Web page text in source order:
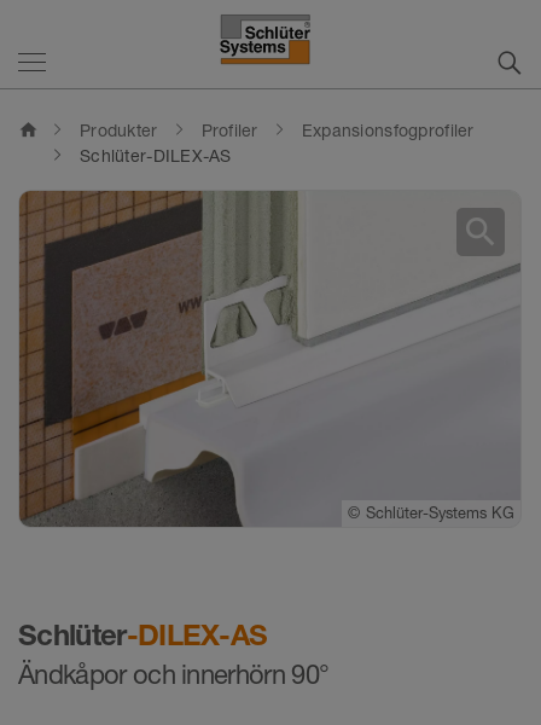
home Produkter Profiler
Expansionsfogprofiler
Schlüter-DILEX-AS
Schlüter-DILEX-AS
Ändkåpor och innerhörn 90°
© Schlüter-Systems KG
search